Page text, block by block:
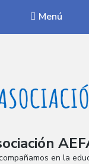
Menú
en la